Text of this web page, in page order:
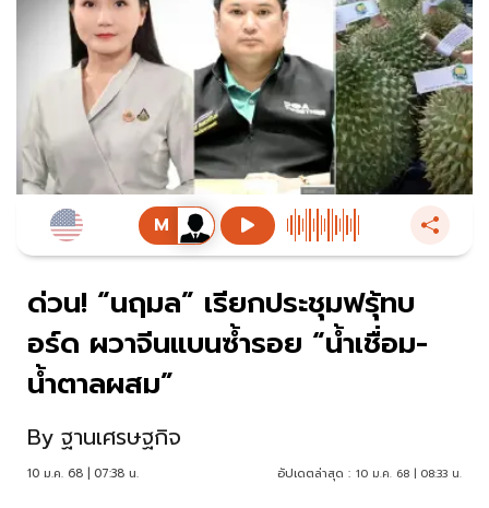
ด่วน! “นฤมล” เรียกประชุมฟรุ้ทบ
อร์ด ผวาจีนแบนซ้ำรอย “น้ำเชื่อม-
น้ำตาลผสม”
By ฐานเศรษฐกิจ
10 ม.ค. 68 | 07:38 น. อัปเดตล่าสุด : 10 ม.ค. 68 | 08:33 น.